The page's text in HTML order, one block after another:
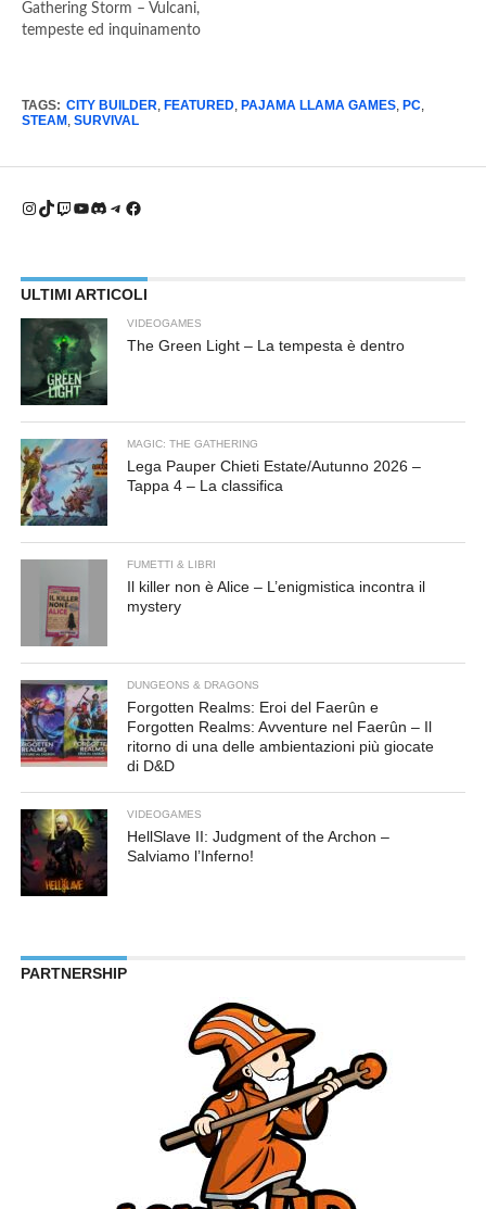
Gathering Storm – Vulcani,
tempeste ed inquinamento
TAGS: CITY BUILDER, FEATURED, PAJAMA LLAMA GAMES, PC,
STEAM , SURVIVAL
Instagram
TikTok
Twitch
YouTube
Discord
Telegram
Facebook
ULTIMI ARTICOLI
VIDEOGAMES
The Green Light – La tempesta è dentro
MAGIC: THE GATHERING
Lega Pauper Chieti Estate/Autunno 2026 –
Tappa 4 – La classifica
FUMETTI & LIBRI
Il killer non è Alice – L’enigmistica incontra il
mystery
DUNGEONS & DRAGONS
Forgotten Realms: Eroi del Faerûn e
Forgotten Realms: Avventure nel Faerûn – Il
ritorno di una delle ambientazioni più giocate
di D&D
VIDEOGAMES
HellSlave II: Judgment of the Archon –
Salviamo l’Inferno!
PARTNERSHIP